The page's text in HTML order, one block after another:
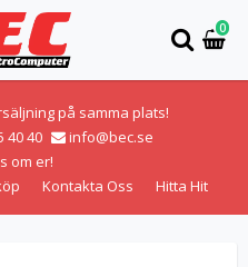
0
på samma plats!
40 40
info@bec.se
om er!
Kontakta Oss Hitta Hit